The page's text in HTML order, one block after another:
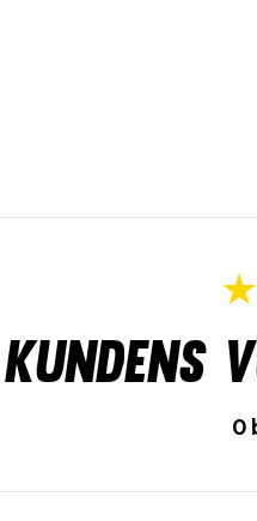
Kundens
0